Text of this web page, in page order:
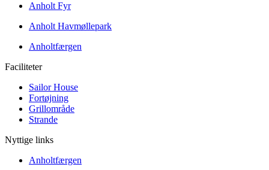
Anholt Fyr
Anholt Havmøllepark
Anholtfærgen
Faciliteter
Sailor House
Fortøjning
Grillområde
Strande
Nyttige links
Anholtfærgen